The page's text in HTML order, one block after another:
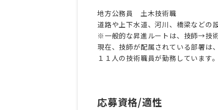
地方公務員 土木技術職
道路や上下水道、河川、橋梁などの
※一般的な昇進ルートは、技師→
現在、技師が配属されている部署は
１１人の技術職員が勤務しています
応募資格/適性